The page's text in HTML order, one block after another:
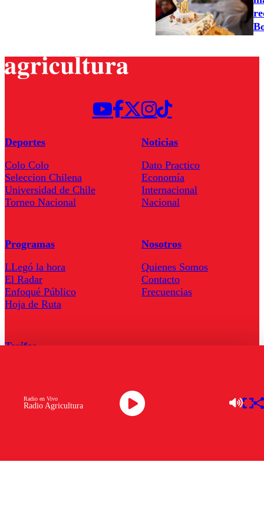
Radio Agricultura
Radio en Vivo
Deportes
Colo Colo
Seleccion Chilena
Universidad de Chile
Torneo Nacional
Noticias
Dato Practico
Economía
Internacional
Nacional
Programas
LLegó la hora
El Radar
Enfoqué Público
Hoja de Ruta
Nosotros
Quienes Somos
Contacto
Frecuencias
Tarifas
Descarga la APP